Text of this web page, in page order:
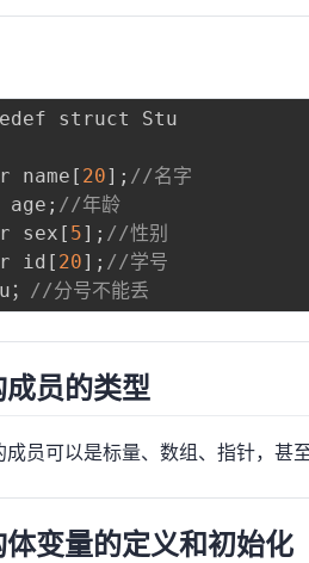
name [ 20] ; //名字
; //年龄
sex [ 5] ; //性别
id [ 20] ; //学号
//分号不能丢
员的类型
成员可以是标量、数组、指针，甚
体变量的定义和初始化